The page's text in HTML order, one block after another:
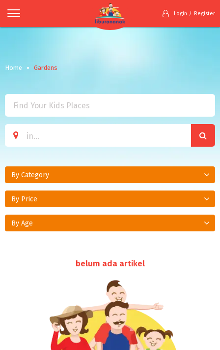
Login Register
Home Gardens
By Category
By Price
By Age
belum ada artikel